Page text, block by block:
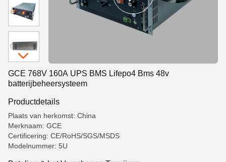
GCE 768V 160A UPS BMS Lifepo4 Bms 48v
batterijbeheersysteem
Productdetails
Plaats van herkomst: China
Merknaam: GCE
Certificering: CE/RoHS/SGS/MSDS
Modelnummer: 5U